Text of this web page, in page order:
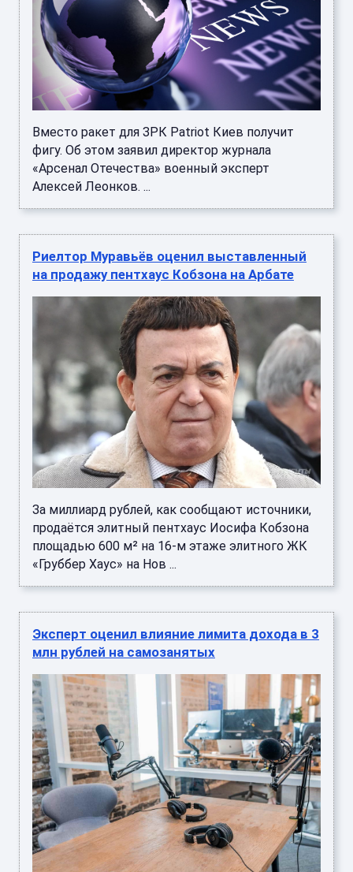
Вместо ракет для ЗРК Patriot Киев получит
фигу. Об этом заявил директор журнала
«Арсенал Отечества» военный эксперт
Алексей Леонков. ...
Риелтор Муравьёв оценил выставленный
на продажу пентхаус Кобзона на Арбате
За миллиард рублей, как сообщают источники,
продаётся элитный пентхаус Иосифа Кобзона
площадью 600 м² на 16‑м этаже элитного ЖК
«Груббер Хаус» на Нов ...
Эксперт оценил влияние лимита дохода в 3
млн рублей на самозанятых